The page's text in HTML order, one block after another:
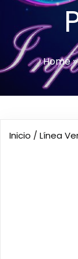
Home
Inicio /Línea